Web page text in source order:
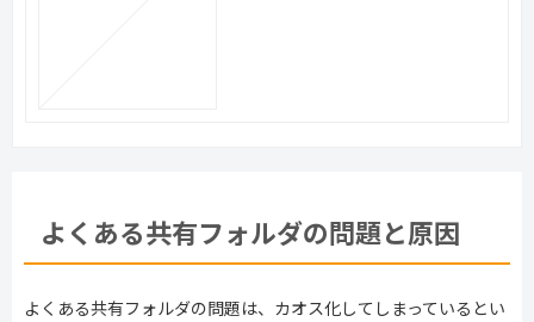
よくある共有フォルダの問題と原因
よくある共有フォルダの問題は、カオス化してしまっているとい